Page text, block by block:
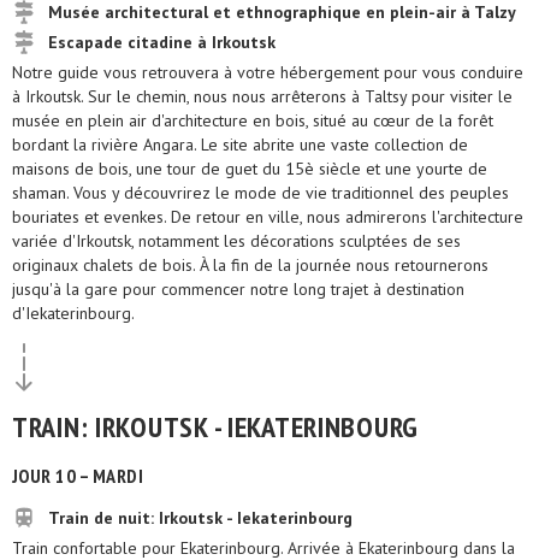
Musée architectural et ethnographique en plein-air à Talzy
Escapade citadine à Irkoutsk
Notre guide vous retrouvera à votre hébergement pour vous conduire
à Irkoutsk. Sur le chemin, nous nous arrêterons à Taltsy pour visiter le
musée en plein air d'architecture en bois, situé au cœur de la forêt
bordant la rivière Angara. Le site abrite une vaste collection de
maisons de bois, une tour de guet du 15è siècle et une yourte de
shaman. Vous y découvrirez le mode de vie traditionnel des peuples
bouriates et evenkes. De retour en ville, nous admirerons l'architecture
variée d'Irkoutsk, notamment les décorations sculptées de ses
originaux chalets de bois. À la fin de la journée nous retournerons
jusqu'à la gare pour commencer notre long trajet à destination
d'Iekaterinbourg.
TRAIN: IRKOUTSK - IEKATERINBOURG
JOUR 10 – MARDI
Train de nuit: Irkoutsk - Iekaterinbourg
Train confortable pour Ekaterinbourg. Arrivée à Ekaterinbourg dans la